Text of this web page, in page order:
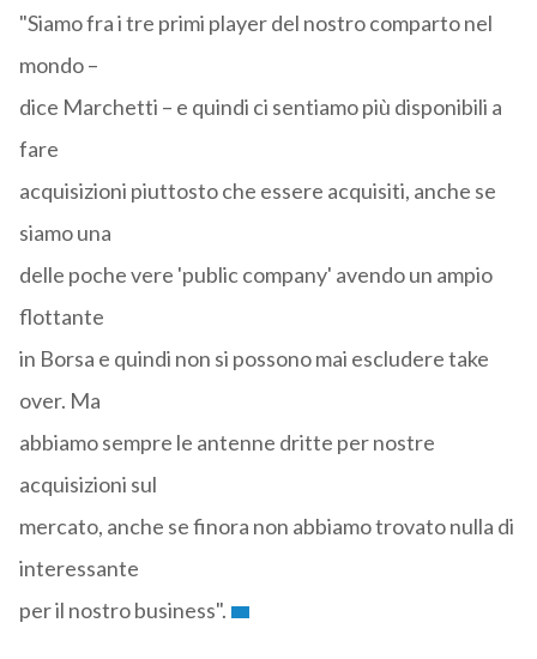
"Siamo fra i tre primi player del nostro comparto nel
mondo –
dice Marchetti – e quindi ci sentiamo più disponibili a
fare
acquisizioni piuttosto che essere acquisiti, anche se
siamo una
delle poche vere 'public company' avendo un ampio
flottante
in Borsa e quindi non si possono mai escludere take
over. Ma
abbiamo sempre le antenne dritte per nostre
acquisizioni sul
mercato, anche se finora non abbiamo trovato nulla di
interessante
per il nostro business".